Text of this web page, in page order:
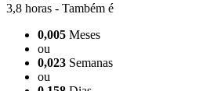
3,8 horas - Também é
0,005 Meses
ou
0,023 Semanas
ou